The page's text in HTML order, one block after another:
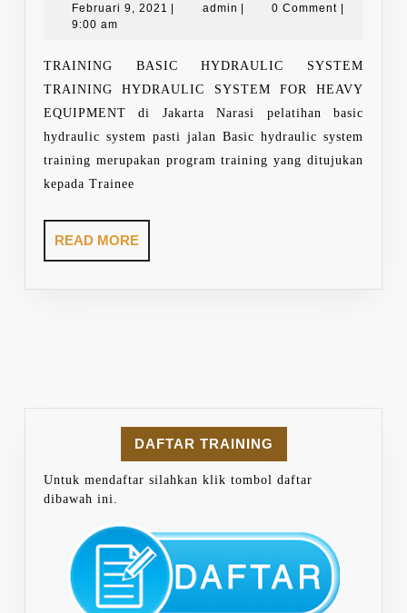
HYDRAULIC
FOR
HEAVY
EQUIPMENT
Februari 9, 2021 Februariadmin admin0 Comment
9:00 am
TRAINING BASIC HYDRAULIC SYSTEM
TRAINING HYDRAULIC SYSTEM FOR HEAVY
EQUIPMENT di Jakarta Narasi pelatihan basic
hydraulic system pasti jalan Basic hydraulic system
training merupakan program training yang ditujukan
kepada Trainee
READ MOREREAD
MORE
DAFTAR TRAINING
Untuk mendaftar silahkan klik tombol daftar
dibawah ini.